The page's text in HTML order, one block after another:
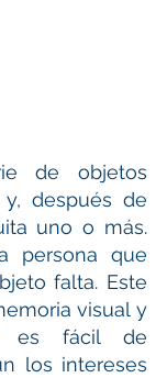
de objetos
después de
uno o más.
persona que
falta. Este
visual y
es fácil de
los intereses